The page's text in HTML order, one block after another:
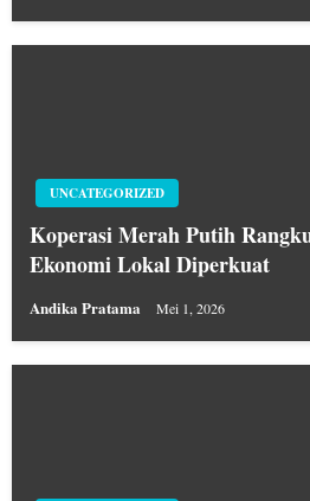
UNCATEGORIZED
Koperasi Merah Putih
Ekonomi Lokal Diperkuat
Andika Pratama Mei 1, 2026